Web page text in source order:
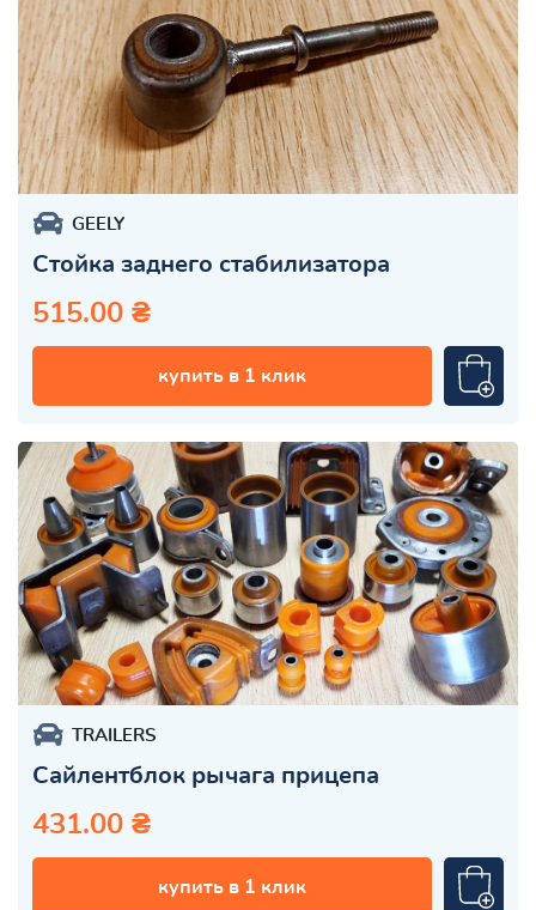
GEELY
Стойка заднего стабилизатора
515.00 ₴
купить в 1 клик
TRAILERS
Сайлентблок рычага прицепа
431.00 ₴
купить в 1 клик